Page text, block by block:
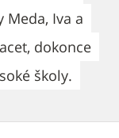
Iva a
dokonce
školy.